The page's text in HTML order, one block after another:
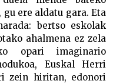
ere aldatu gara. Eta
bertso eskolak
ahalmena ez zela
opari imaginario
Euskal Herri
zein hiritan, edonori